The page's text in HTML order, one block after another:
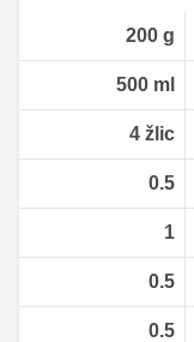
200g
500ml
4žlic
0.5
1
0.5
0.5